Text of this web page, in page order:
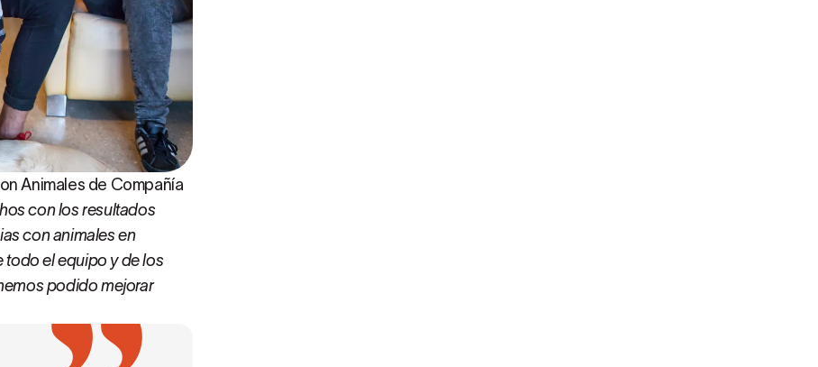
Animales de Compañía
con los resultados
con animales en
todo el equipo y de los
podido mejorar